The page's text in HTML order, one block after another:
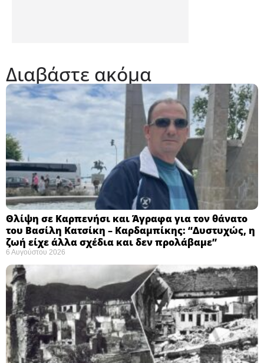
Διαβάστε ακόμα
Θλίψη σε Καρπενήσι και Άγραφα για τον θάνατο
του Βασίλη Κατσίκη – Καρδαμπίκης: “Δυστυχώς, η
ζωή είχε άλλα σχέδια και δεν προλάβαμε”
6 Αυγούστου 2026